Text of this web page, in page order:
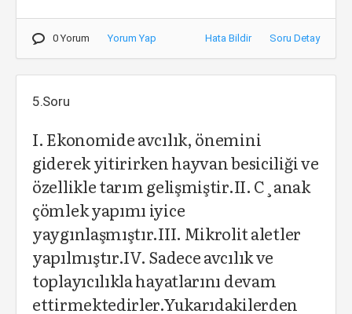
0 Yorum Yorum Yap Hata Bildir Soru Detay
5.Soru
I. Ekonomide avcılık, önemini
giderek yitirirken hayvan besiciliği ve
özellikle tarım gelişmiştir.II. C¸anak
çömlek yapımı iyice
yaygınlaşmıştır.III. Mikrolit aletler
yapılmıştır.IV. Sadece avcılık ve
toplayıcılıkla hayatlarını devam
ettirmektedirler.Yukarıdakilerden